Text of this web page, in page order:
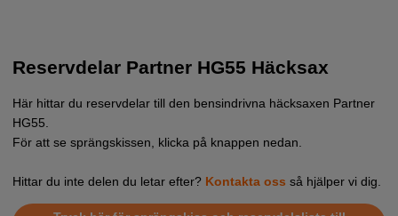
Reservdelar Partner HG55 Häcksax
Här hittar du reservdelar till den bensindrivna häcksaxen Partner
HG55.
För att se sprängskissen, klicka på knappen nedan.
Hittar du inte delen du letar efter? Kontakta oss så hjälper vi dig.